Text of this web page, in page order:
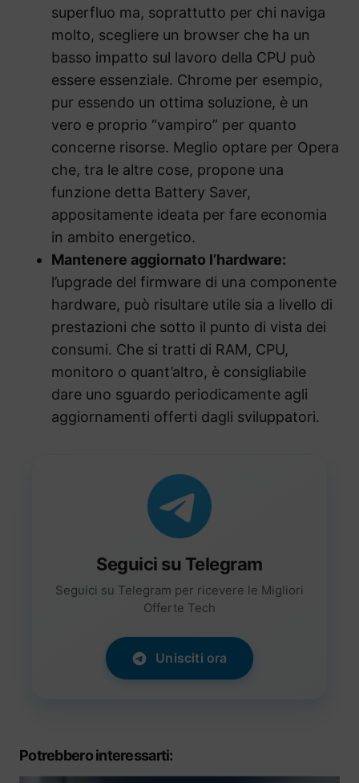
superfluo ma, soprattutto per chi naviga
molto, scegliere un browser che ha un
basso impatto sul lavoro della CPU può
essere essenziale. Chrome per esempio,
pur essendo un ottima soluzione, è un
vero e proprio “vampiro” per quanto
concerne risorse. Meglio optare per Opera
che, tra le altre cose, propone una
funzione detta Battery Saver,
appositamente ideata per fare economia
in ambito energetico.
Mantenere aggiornato l’hardware:
l’upgrade del firmware di una componente
hardware, può risultare utile sia a livello di
prestazioni che sotto il punto di vista dei
consumi. Che si tratti di RAM, CPU,
monitoro o quant’altro, è consigliabile
dare uno sguardo periodicamente agli
aggiornamenti offerti dagli sviluppatori.
Seguici su Telegram
Seguici su Telegram per ricevere le Migliori
Offerte Tech
Unisciti ora
Potrebbero interessarti: